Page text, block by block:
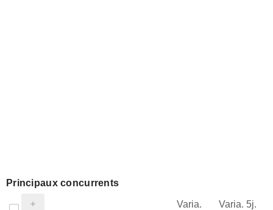
Principaux concurrents
Varia. Varia. 5j.